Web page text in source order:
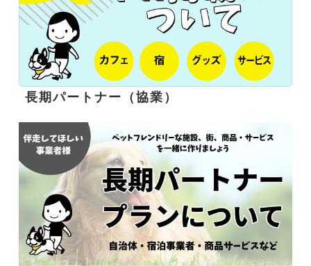
長期パートナー（協業）